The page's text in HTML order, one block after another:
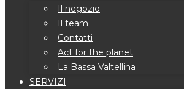
Il negozio
Il team
Contatti
Act for the planet
La Bassa Valtellina
SERVIZI